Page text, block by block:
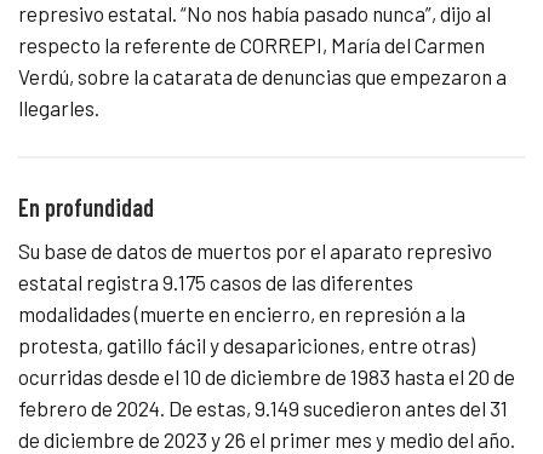
represivo estatal. “No nos había pasado nunca”, dijo al
respecto la referente de CORREPI, María del Carmen
Verdú, sobre la catarata de denuncias que empezaron a
llegarles.
En profundidad
Su base de datos de muertos por el aparato represivo
estatal registra 9.175 casos de las diferentes
modalidades (muerte en encierro, en represión a la
protesta, gatillo fácil y desapariciones, entre otras)
ocurridas desde el 10 de diciembre de 1983 hasta el 20 de
febrero de 2024. De estas, 9.149 sucedieron antes del 31
de diciembre de 2023 y 26 el primer mes y medio del año.